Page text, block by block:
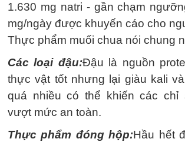
1.630 mg natri - gần chạm
mg/ngày được khuyến cáo cho
Thực phẩm muối chua nói chung
Các loại đậu:Đậu là nguồn
thực vật tốt nhưng lại giàu kali
quá nhiều có thể khiến các chỉ
vượt mức an toàn.
Thực phẩm đóng hộp:Hầu hết